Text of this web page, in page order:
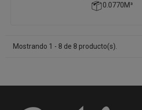
0.0770M³
Mostrando 1 - 8 de 8 producto(s).